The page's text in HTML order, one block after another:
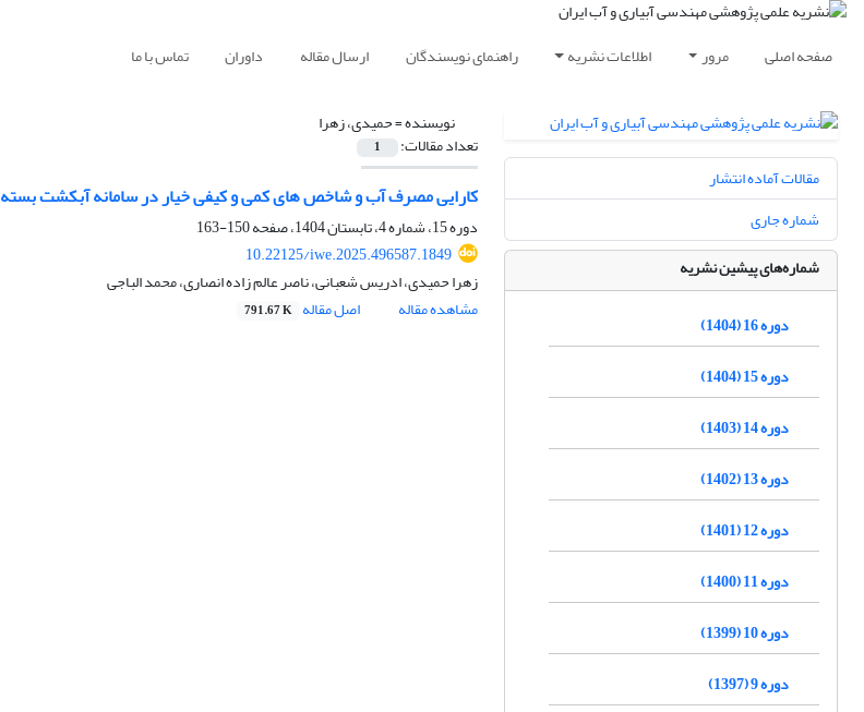
صفحه اصلی مرور اطلاعات نشریه راهنمای نویسندگان ارسال مقاله داوران تماس با ما
نویسنده =حمیدی، زهرا
تعداد مقالات: 1
کارایی مصرف آب و شاخص های کمی و کیفی خیار در سامانه آبکشت بسته
دوره 15، شماره 4، تابستان 1404، صفحه
150-163
10.22125/iwe.2025.496587.1849
زهرا حمیدی، ادریس شعبانی، ناصر عالم زاده انصاری، محمد الباجی
مشاهده مقاله
اصل مقاله 791.67 K
مقالات آماده انتشار
شماره جاری
شماره‌های پیشین نشریه
دوره 16 (1404)
دوره 15 (1404)
دوره 14 (1403)
دوره 13 (1402)
دوره 12 (1401)
دوره 11 (1400)
دوره 10 (1399)
دوره 9 (1397)